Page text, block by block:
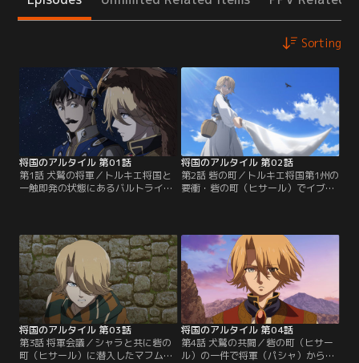
Sorting
将国のアルタイル 第01話
第1話 犬鷲の将軍／トルキエ将国と
一触即発の状態にあるバルトライン
者をトルキエに属する人間であると
主張し、責任者の提供がなければ宣
戦布告と見なすと通告する。理不尽
な二つの選択に迫られたトルキエ。
そんな中、この暗殺に違和感を感
じ…。【提供：バンダイチャンネ
ル】
将国のアルタイル 第02話
第2話 砦の町／トルキエ将国第1州の
要衝・砦の町（ヒサール）でイブラ
主張するマフムートに対し、ザガノ
スは、反乱の制圧及び町の奪還を即
座に決定する。作戦に納得がいかな
いマフムートは、反乱の裏を探るた
め一人でヒサールに向かおうとする
が…。【提供：バンダイチャンネ
ル】
将国のアルタイル 第03話
第3話 将軍会議／シャラと共に砦の
町（ヒサール）に潜入したマフムー
将国のアルタイル 第04話
第4話 犬鷲の共闘／砦の町（ヒサー
ル）の一件で将軍（パシャ）から降